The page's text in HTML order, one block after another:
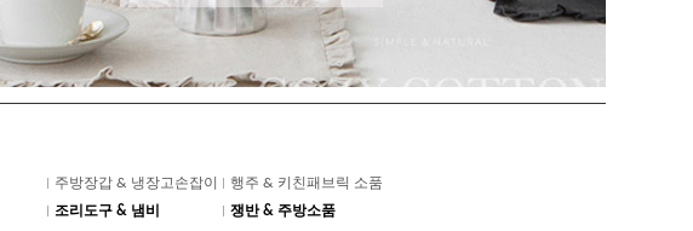
주방장갑 & 냉장고손잡이
행주 & 키친패브릭 소품
조리도구 & 냄비 쟁반 & 주방소품